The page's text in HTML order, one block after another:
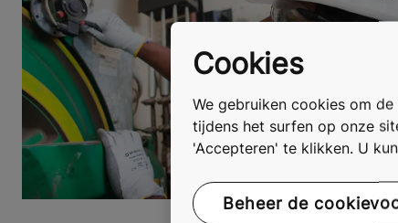
Cookies
We gebruiken cookies om
tijdens het surfen op onze
'Accepteren' te klikken. U
Beheer de